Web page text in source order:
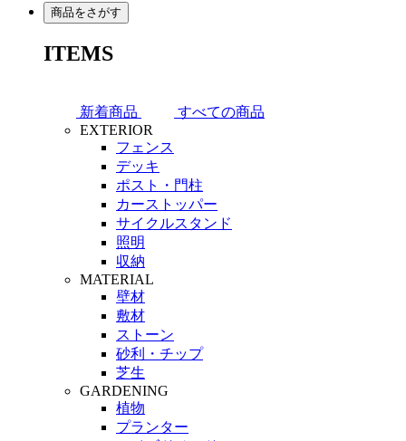
商品をさがす
ITEMS
新着商品
すべての商品
EXTERIOR
フェンス
デッキ
ポスト・門柱
カーストッパー
サイクルスタンド
照明
収納
MATERIAL
壁材
敷材
ストーン
砂利・チップ
芝生
GARDENING
植物
プランター